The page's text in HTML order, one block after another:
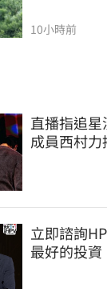
10小時前
直播指追星
成員西村
立即諮詢
最好的投